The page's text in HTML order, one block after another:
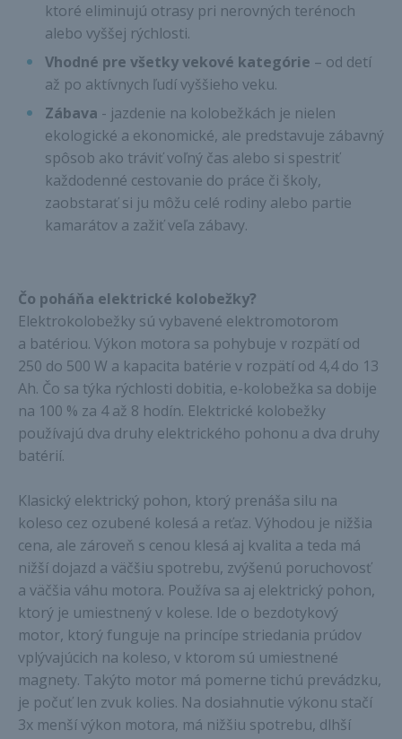
ktoré eliminujú otrasy pri nerovných terénoch
alebo vyššej rýchlosti.
Vhodné pre všetky vekové kategórie – od detí
až po aktívnych ľudí vyššieho veku.
Zábava - jazdenie na kolobežkách je nielen
ekologické a ekonomické, ale predstavuje zábavný
spôsob ako tráviť voľný čas alebo si spestriť
každodenné cestovanie do práce či školy,
zaobstarať si ju môžu celé rodiny alebo partie
kamarátov a zažiť veľa zábavy.
Čo poháňa elektrické kolobežky?
Elektrokolobežky sú vybavené elektromotorom
a batériou. Výkon motora sa pohybuje v rozpätí od
250 do 500 W a kapacita batérie v rozpätí od 4,4 do 13
Ah. Čo sa týka rýchlosti dobitia, e-kolobežka sa dobije
na 100 % za 4 až 8 hodín. Elektrické kolobežky
používajú dva druhy elektrického pohonu a dva druhy
batérií.
Klasický elektrický pohon, ktorý prenáša silu na
koleso cez ozubené kolesá a reťaz. Výhodou je nižšia
cena, ale zároveň s cenou klesá aj kvalita a teda má
nižší dojazd a väčšiu spotrebu, zvýšenú poruchovosť
a väčšia váhu motora. Používa sa aj elektrický pohon,
ktorý je umiestnený v kolese. Ide o bezdotykový
motor, ktorý funguje na princípe striedania prúdov
vplývajúcich na koleso, v ktorom sú umiestnené
magnety. Takýto motor má pomerne tichú prevádzku,
je počuť len zvuk kolies. Na dosiahnutie výkonu stačí
3x menší výkon motora, má nižšiu spotrebu, dlhší